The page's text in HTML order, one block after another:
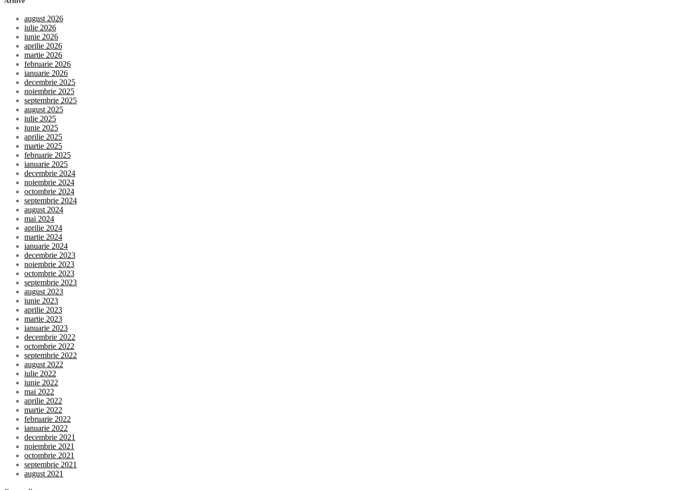
august 2026
iulie 2026
iunie 2026
aprilie 2026
martie 2026
februarie 2026
ianuarie 2026
decembrie 2025
noiembrie 2025
septembrie 2025
august 2025
iulie 2025
iunie 2025
aprilie 2025
martie 2025
februarie 2025
ianuarie 2025
decembrie 2024
noiembrie 2024
octombrie 2024
septembrie 2024
august 2024
mai 2024
aprilie 2024
martie 2024
ianuarie 2024
decembrie 2023
noiembrie 2023
octombrie 2023
septembrie 2023
august 2023
iunie 2023
aprilie 2023
martie 2023
ianuarie 2023
decembrie 2022
octombrie 2022
septembrie 2022
august 2022
iulie 2022
iunie 2022
mai 2022
aprilie 2022
martie 2022
februarie 2022
ianuarie 2022
decembrie 2021
noiembrie 2021
octombrie 2021
septembrie 2021
august 2021